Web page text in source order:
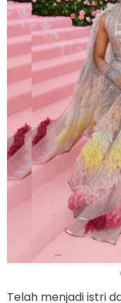
Telah menjadi istri